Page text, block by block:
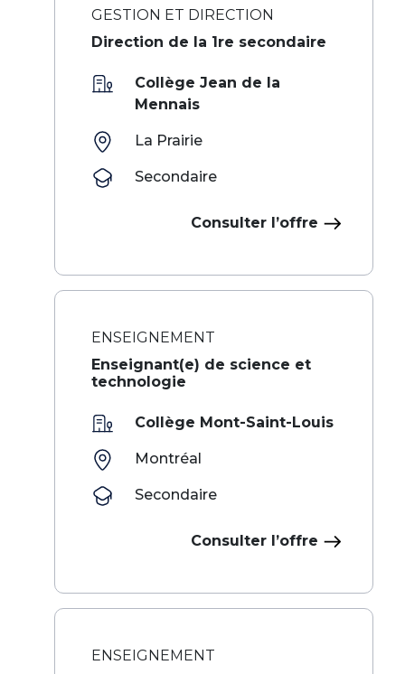
GESTION ET DIRECTION
Direction de la 1re secondaire
Collège Jean de la
Mennais
La Prairie
Secondaire
Consulter l’offre
ENSEIGNEMENT
Enseignant(e) de science et
technologie
Collège Mont-Saint-Louis
Montréal
Secondaire
Consulter l’offre
ENSEIGNEMENT